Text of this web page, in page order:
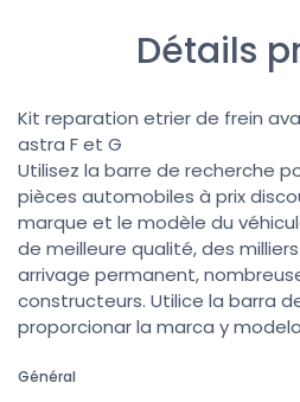
Détails
Kit reparation etrier de frein
astra F et G
Utilisez la barre de recherche
pièces automobiles à prix
marque et le modèle du
de meilleure qualité, des
arrivage permanent,
constructeurs. Utilice la barra
proporcionar la marca y
Général